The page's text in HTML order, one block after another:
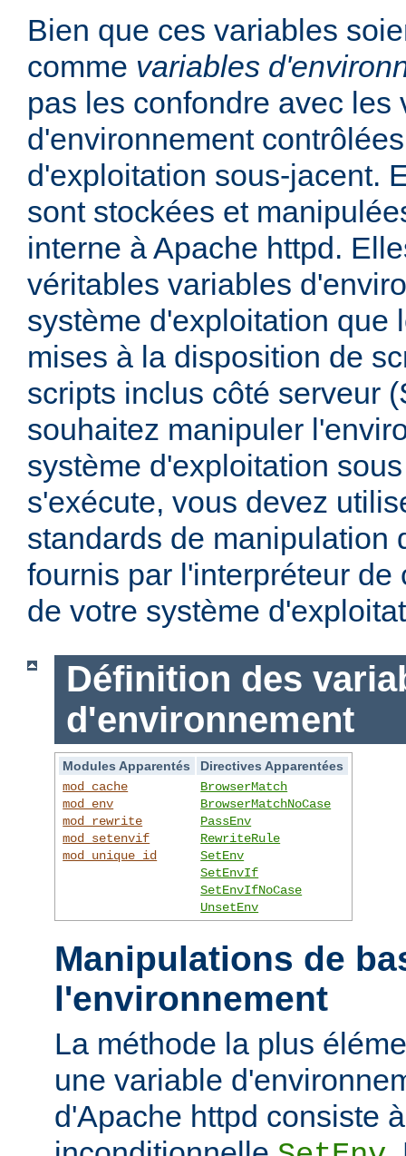
Bien que ces variables
comme variables
pas les confondre avec les
d'environnement
d'exploitation sous-jacent.
sont stockées et
interne à Apache httpd.
véritables variables
système d'exploitation que
mises à la disposition de
scripts inclus côté serveur
souhaitez manipuler
système d'exploitation
s'exécute, vous devez
standards de manipulation
fournis par l'interpréteur de
de votre système
Définition des
d'environnement
Modules Apparentés
Directives Apparentées
mod_cache
mod_env
mod_rewrite
mod_setenvif
mod_unique_id
BrowserMatch
BrowserMatchNoCase
PassEnv
RewriteRule
SetEnv
SetEnvIf
SetEnvIfNoCase
UnsetEnv
Manipulations de
l'environnement
La méthode la plus
une variable
d'Apache httpd consiste